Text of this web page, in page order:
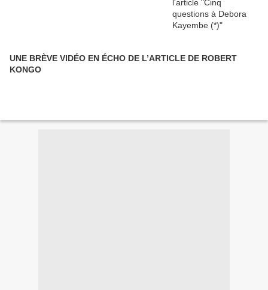
UNE BRÈVE VIDÉO EN ÉCHO DE L’ARTICLE DE ROBERT
KONGO